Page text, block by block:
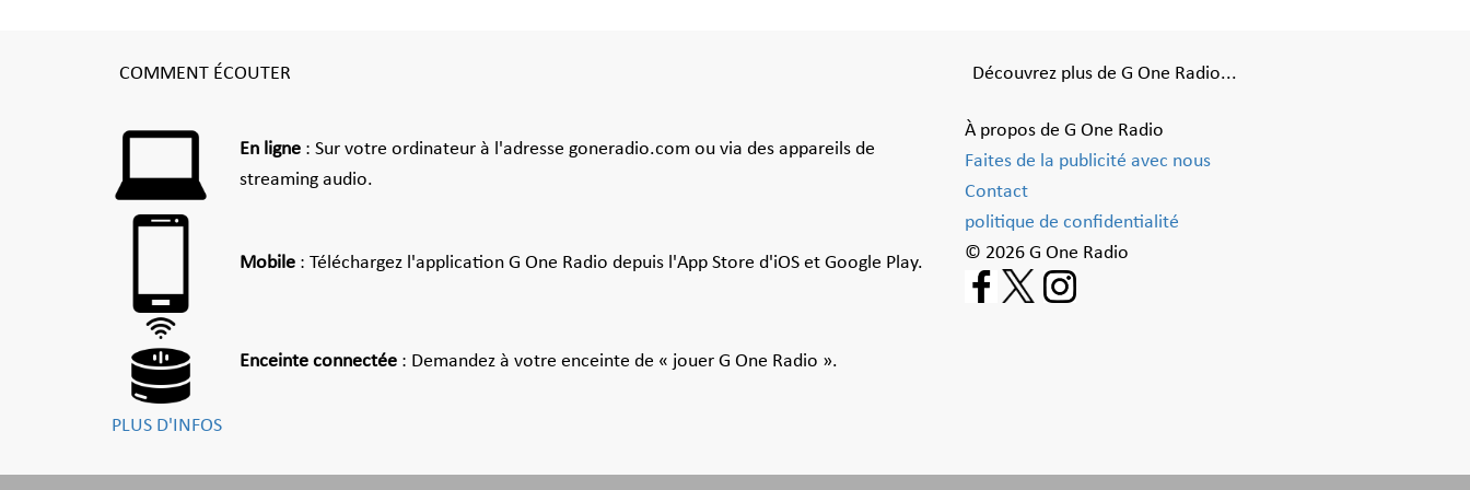
COMMENT ÉCOUTER
En ligne : Sur votre ordinateur à l'adresse goneradio.com ou via des appareils de
streaming audio.
Mobile : Téléchargez l'application G One Radio depuis l'App Store d'iOS et Google Play.
Enceinte connectée : Demandez à votre enceinte de « jouer G One Radio ».
PLUS D'INFOS
Découvrez plus de G One Radio...
À propos de G One Radio
Faites de la publicité avec nous
Contact
politique de confidentialité
© 2026 G One Radio